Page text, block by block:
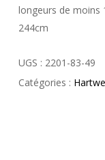
longeurs de moins
244cm
UGS : 2201-83-49
Catégories :